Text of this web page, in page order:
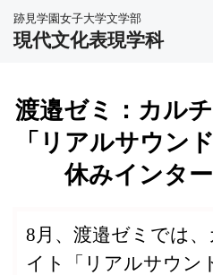
跡見学園女子大学文学部
現代文化表現学科
渡邉ゼミ：カル
「リアルサウン
休みインタ
8月、渡邉ゼミでは
イト「リアルサウン